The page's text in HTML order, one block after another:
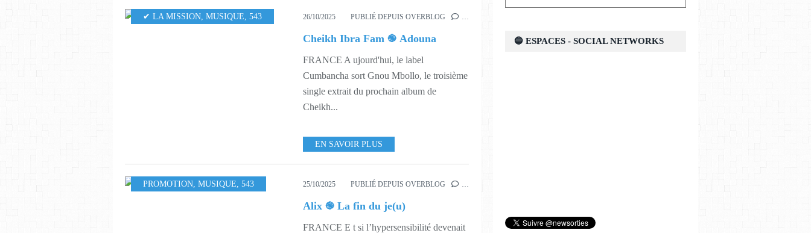
✔ LA MISSION, MUSIQUE, 543 26/10/2025 PUBLIÉ DEPUIS OVERBLOG …
Cheikh Ibra Fam ֎ Adouna
FRANCE A ujourd'hui, le label
Cumbancha sort Gnou Mbollo, le troisième
single extrait du prochain album de
Cheikh...
EN SAVOIR PLUS
PROMOTION, MUSIQUE, 543 25/10/2025 PUBLIÉ DEPUIS OVERBLOG …
Alix ֎ La fin du je(u)
FRANCE E t si l’hypersensibilité devenait
🔵 ESPACES - SOCIAL NETWORKS